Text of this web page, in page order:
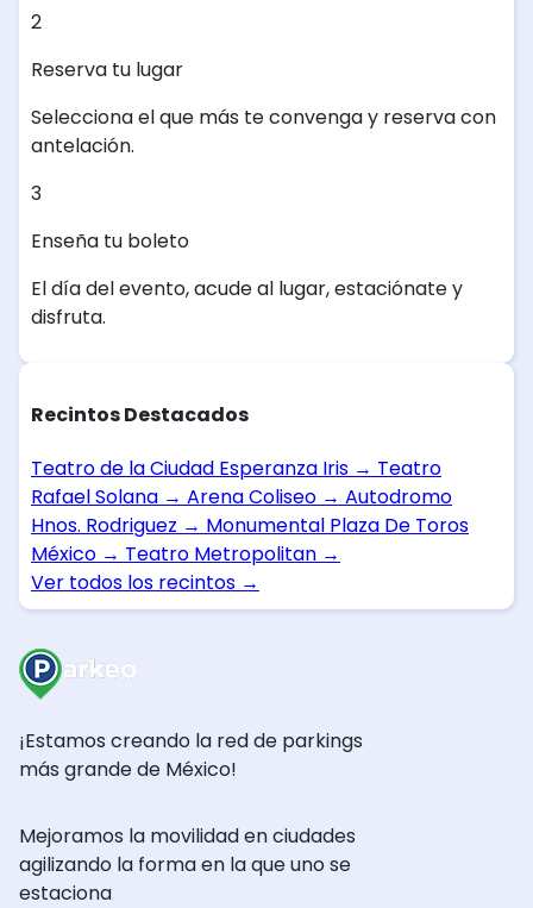
2
Reserva tu lugar
Selecciona el que más te convenga y reserva con
antelación.
3
Enseña tu boleto
El día del evento, acude al lugar, estaciónate y
disfruta.
Recintos Destacados
Teatro de la Ciudad Esperanza Iris → Teatro
Rafael Solana → Arena Coliseo → Autodromo
Hnos. Rodriguez → Monumental Plaza De Toros
México → Teatro Metropolitan →
Ver todos los recintos →
¡Estamos creando la red de parkings
más grande de México!
Mejoramos la movilidad en ciudades
agilizando la forma en la que uno se
estaciona